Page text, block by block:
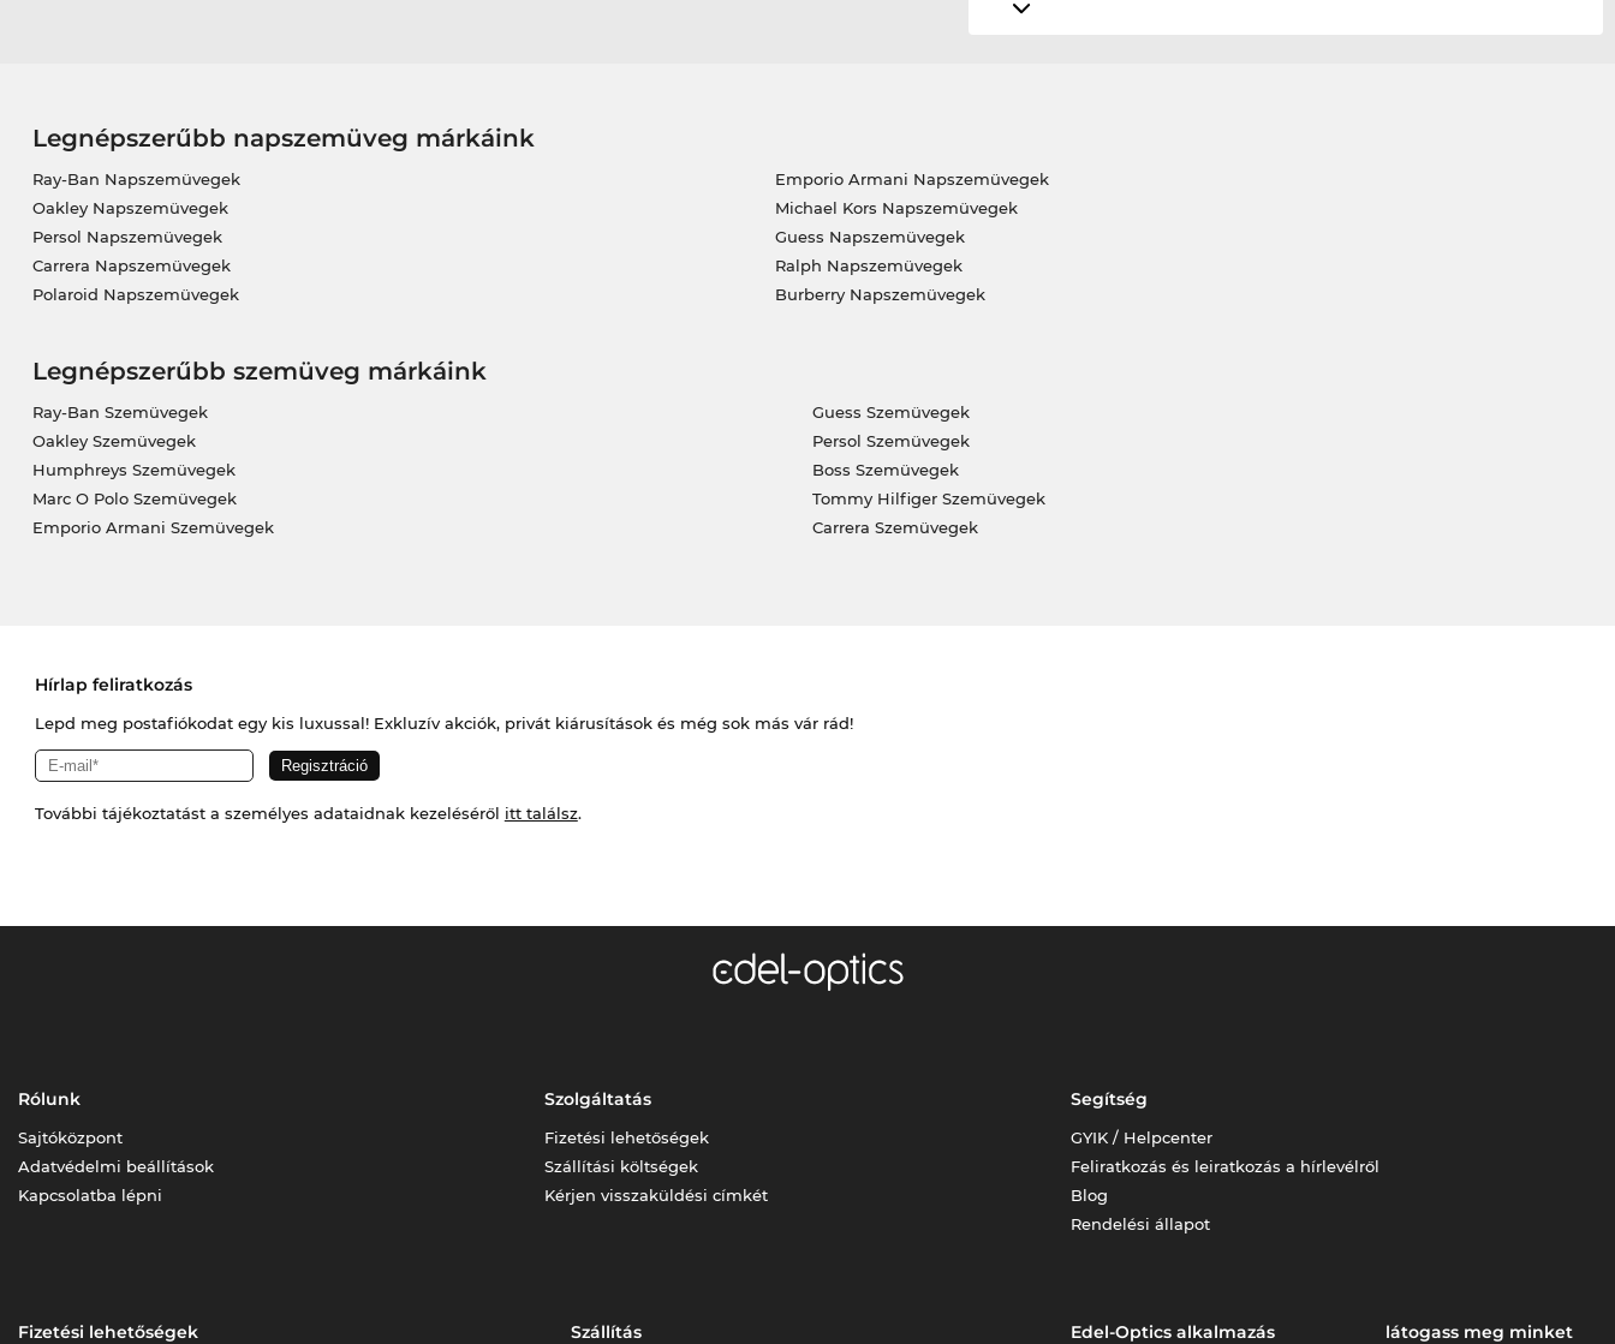
Legnépszerűbb napszemüveg márkáink
Ray-Ban Napszemüvegek
Oakley Napszemüvegek
Persol Napszemüvegek
Carrera Napszemüvegek
Polaroid Napszemüvegek
Emporio Armani Napszemüvegek
Michael Kors Napszemüvegek
Guess Napszemüvegek
Ralph Napszemüvegek
Burberry Napszemüvegek
Legnépszerűbb szemüveg márkáink
Ray-Ban Szemüvegek
Oakley Szemüvegek
Humphreys Szemüvegek
Marc O Polo Szemüvegek
Emporio Armani Szemüvegek
Guess Szemüvegek
Persol Szemüvegek
Boss Szemüvegek
Tommy Hilfiger Szemüvegek
Carrera Szemüvegek
Hírlap feliratkozás
Lepd meg postafiókodat egy kis luxussal! Exkluzív akciók, privát kiárusítások és még sok más vár rád!
További tájékoztatást a személyes adataidnak kezeléséről itt találsz.
Rólunk
Sajtóközpont
Adatvédelmi beállítások
Kapcsolatba lépni
Szolgáltatás
Fizetési lehetőségek
Szállítási költségek
Kérjen visszaküldési címkét
Segítség
GYIK / Helpcenter
Feliratkozás és leiratkozás a hírlevélről
Blog
Rendelési állapot
Fizetési lehetőségek Szállítás Edel-Optics alkalmazás látogass meg minket